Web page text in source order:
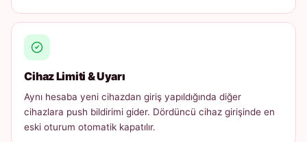
Cihaz Limiti & Uyarı
Aynı hesaba yeni cihazdan giriş yapıldığında diğer
cihazlara push bildirimi gider. Dördüncü cihaz girişinde en
eski oturum otomatik kapatılır.